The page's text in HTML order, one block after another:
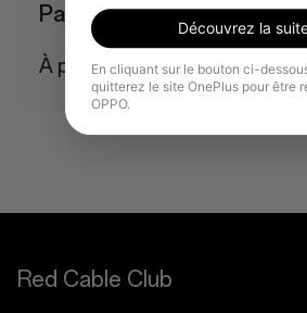
Pattern Magnetic
À partir de 39,99 €
Red Cable Club
Découvrez la
En cliquant sur le bouton ci-
quitterez le site OnePlus pour être
OPPO.